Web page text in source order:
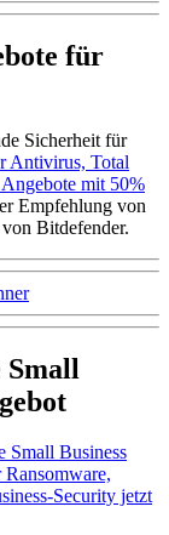
für
Sicherheit für
Antivirus, Total
mit 50%
Empfehlung von
Bitdefender.
Small Business
Security jetzt